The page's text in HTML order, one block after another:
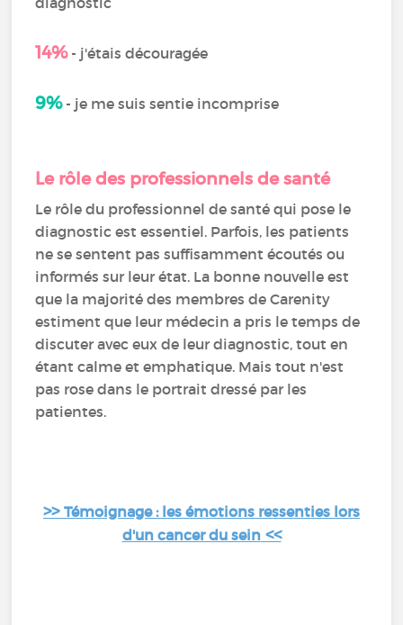
14%- j'étais découragée
9%- je me suis sentie incomprise
Le rôle des professionnels de santé
Le rôle du professionnel de santé qui pose le
diagnostic est essentiel. Parfois, les patients
ne se sentent pas suffisamment écoutés ou
informés sur leur état. La bonne nouvelle est
que la majorité des membres de Carenity
estiment que leur médecin a pris le temps de
discuter avec eux de leur diagnostic, tout en
étant calme et emphatique. Mais tout n'est
pas rose dans le portrait dressé par les
patientes.
>> Témoignage : les émotions ressenties lors
d'un cancer du sein<<